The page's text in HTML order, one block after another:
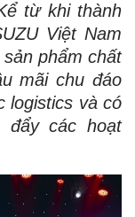
từ khi thành
Việt Nam
phẩm chất
mãi chu đáo
logistics và có
đẩy các hoạt